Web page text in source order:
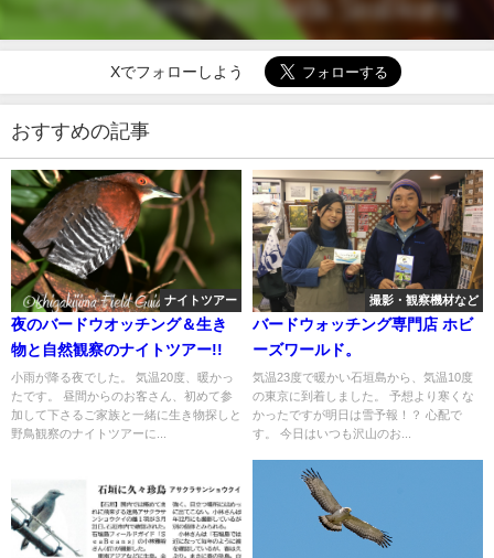
Xでフォローしよう
おすすめの記事
ナイトツアー
夜のバードウオッチング＆生き
物と自然観察のナイトツアー!!
小雨が降る夜でした。 気温20度、暖かっ
たです。 昼間からのお客さん、初めて参
加して下さるご家族と一緒に生き物探しと
野鳥観察のナイトツアーに...
撮影・観察機材など
バードウォッチング専門店 ホビ
ーズワールド。
気温23度で暖かい石垣島から、気温10度
の東京に到着しました。 予想より寒くな
かったですが明日は雪予報！？ 心配で
す。 今日はいつも沢山のお...